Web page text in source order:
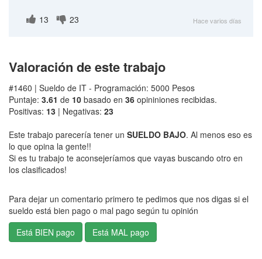
13 23 Hace varios días
Valoración de este trabajo
#1460 | Sueldo de IT - Programación: 5000 Pesos
Puntaje: 3.61 de 10 basado en 36 opininiones recibidas.
Positivas: 13 | Negativas: 23
Este trabajo parecería tener un SUELDO BAJO. Al menos eso es
lo que opina la gente!!
Si es tu trabajo te aconsejeríamos que vayas buscando otro en
los clasificados!
Para dejar un comentario primero te pedimos que nos digas si el
sueldo está bien pago o mal pago según tu opinión